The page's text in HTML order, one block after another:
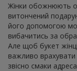
Жінки обожнюють
витончений
його допомогою
вибачитись за
Але щоб букет
важливо врахувати
звісно смаки